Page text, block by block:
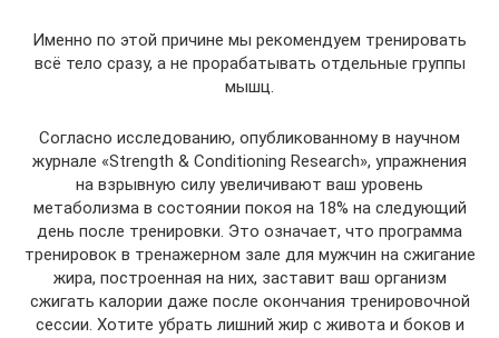
Именно по этой причине мы рекомендуем тренировать
всё тело сразу, а не прорабатывать отдельные группы
мышц.
Согласно исследованию, опубликованному в научном
журнале «Strength & Conditioning Research», упражнения
на взрывную силу увеличивают ваш уровень
метаболизма в состоянии покоя на 18% на следующий
день после тренировки. Это означает, что программа
тренировок в тренажерном зале для мужчин на сжигание
жира, построенная на них, заставит ваш организм
сжигать калории даже после окончания тренировочной
сессии. Хотите убрать лишний жир с живота и боков и